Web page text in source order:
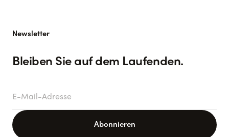
Newsletter
Bleiben Sie auf dem Laufenden.
E-Mail-Adresse
Abonnieren